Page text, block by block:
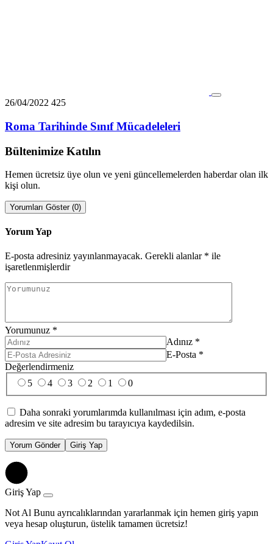
26/04/2022 425
Roma Tarihinde Sınıf Mücadeleleri
Bültenimize Katılın
Hemen ücretsiz üye olun ve yeni güncellemelerden haberdar olan ilk
kişi olun.
Yorumları Göster (0)
Yorum Yap
E-posta adresiniz yayınlanmayacak. Gerekli alanlar * ile
işaretlenmişlerdir
Yorumunuz *
Adınız *
E-Posta *
Değerlendirmeniz
5
4 3 2 1 0
Daha sonraki yorumlarımda kullanılması için adım, e-posta
adresim ve site adresim bu tarayıcıya kaydedilsin.
Yorum Gönder Giriş Yap
Giriş Yap
Not Al Bunu ayrıcalıklarından yararlanmak için hemen giriş yapın
veya hesap oluşturun, üstelik tamamen ücretsiz!